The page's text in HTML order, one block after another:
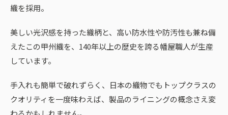
織を採用。
美しい光沢感を持った織柄と、高い防水性や防汚性も兼ね備
えたこの甲州織を、140年以上の歴史を誇る幡屋職人が生産
しています。
手入れも簡単で破れずらく、日本の織物でもトップクラスの
クオリティを一度味わえば、製品のライニングの概念さえ変